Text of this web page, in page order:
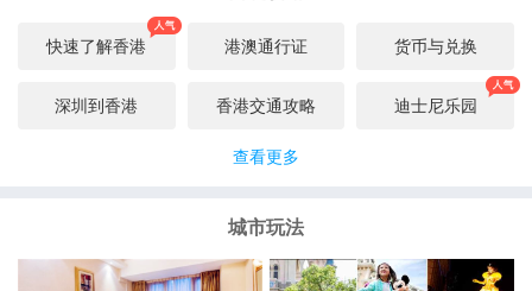
love****ys： 刚刚预订了香港海洋公园
快速了解香港 港澳通行证 货币与兑换
深圳到香港 香港交通攻略 迪士尼乐园
查看更多
城市玩法